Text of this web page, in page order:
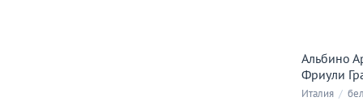
Альбино
Фриули
Италия /